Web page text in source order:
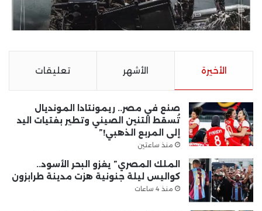
الأخيرة الأشهر تعليقات
صنع في مصر.. ريمونتادا المونديال
تُسقط التنين الصيني وتطير بفتيات اليد
إلى المربع الذهبي!”
منذ ساعتين
الملك المصري” يغزو البحر الأسود..
كواليس ليلة جنونية هزت مدينة طرابزون
منذ 4 ساعات